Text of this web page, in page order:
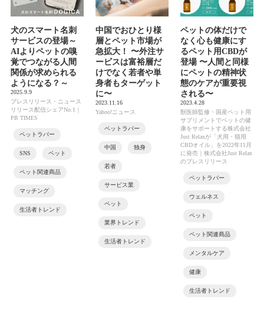
犬のスマート名刺
サービスの登場～
AIよりペットの嗅
覚でつながる人間
関係が求められる
ようになる？～
2025.9.9
プレスリリース・ニュース
リリース配信シェアNo.1｜
PR TIMES
ペットラバー
SNS ペット
ペット関連商品
マッチング
生活者トレンド
中国でおひとり様
層とペット市場が
急拡大！ 〜外注サ
ービスは富裕層だ
けでなく若者や単
身者もターゲット
に〜
2023.11.16
Yahoo!ニュース
ペットラバー
中国 独身
若者
サービス業
ペット
業界トレンド
生活者トレンド
ペットの体だけで
なく心も健康にす
るペット用CBDが
登場 〜人間と同様
にペットの精神状
態のケアが重要視
される〜
2023.4.28
獣医師監修・国産ペット用
サプリメントでペットの健
康をサポートする株式会社
Just Relaxが「犬用・猫用
CBDオイル」を2022年11月
に発売｜株式会社Just Relax
のプレスリリース
ペットラバー
ウェルネス
ペット
ペット関連商品
メンタルケア
健康
生活者トレンド